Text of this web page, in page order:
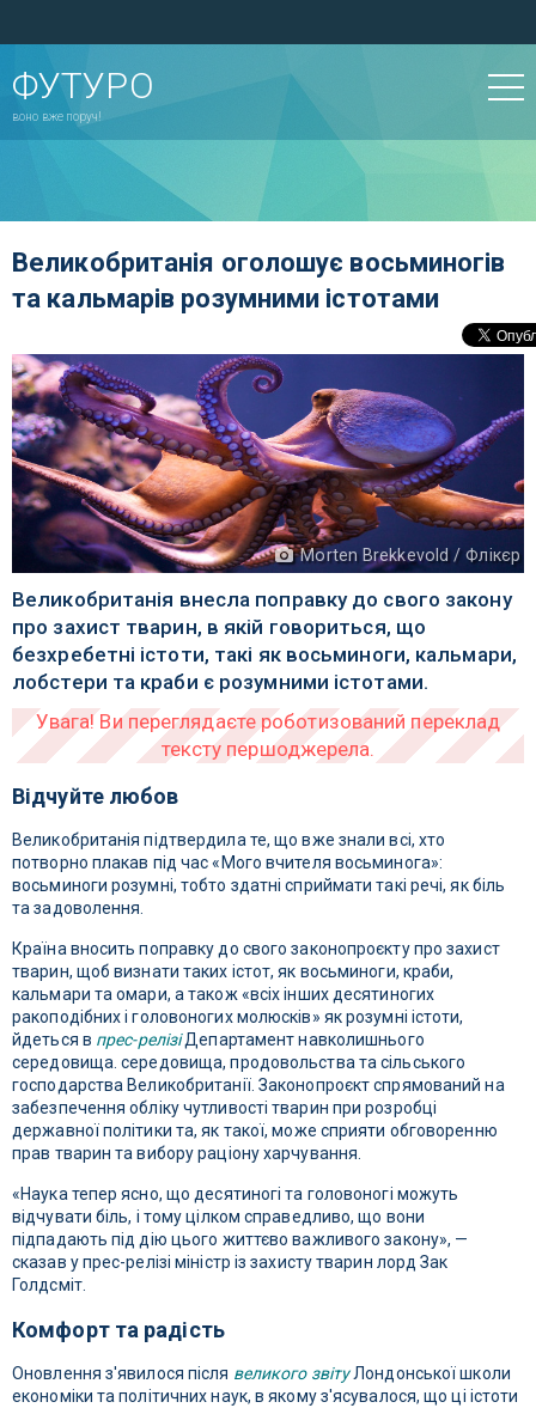
ФУТУРО
воно вже поруч!
Великобританія оголошує восьминогів
та кальмарів розумними істотами
Morten Brekkevold / Флікєр
Великобританія внесла поправку до свого закону
про захист тварин, в якій говориться, що
безхребетні істоти, такі як восьминоги, кальмари,
лобстери та краби є розумними істотами.
Відчуйте любов
Великобританія підтвердила те, що вже знали всі, хто
потворно плакав під час «Мого вчителя восьминога»:
восьминоги розумні, тобто здатні сприймати такі речі, як біль
та задоволення.
Країна вносить поправку до свого законопроєкту про захист
тварин, щоб визнати таких істот, як восьминоги, краби,
кальмари та омари, а також «всіх інших десятиногих
ракоподібних і головоногих молюсків» як розумні істоти,
йдеться в прес-релізіДепартамент навколишнього
середовища. середовища, продовольства та сільського
господарства Великобританії. Законопроєкт спрямований на
забезпечення обліку чутливості тварин при розробці
державної політики та, як такої, може сприяти обговоренню
прав тварин та вибору раціону харчування.
«Наука тепер ясно, що десятиногі та головоногі можуть
відчувати біль, і тому цілком справедливо, що вони
підпадають під дію цього життєво важливого закону», —
сказав у прес-релізі міністр із захисту тварин лорд Зак
Голдсміт.
Комфорт та радість
Оновлення з'явилося після великого звітуЛондонської школи
економіки та політичних наук, в якому з'ясувалося, що ці істоти